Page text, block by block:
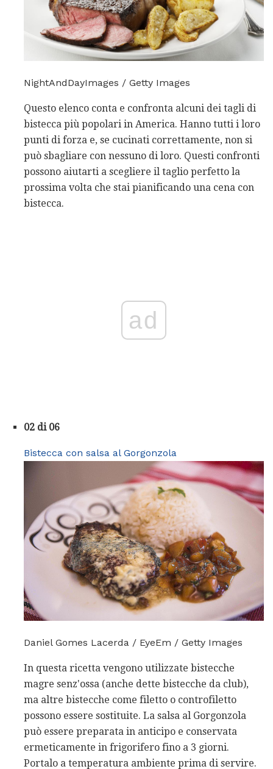
NightAndDayImages / Getty Images
Questo elenco conta e confronta alcuni dei tagli di
bistecca più popolari in America. Hanno tutti i loro
punti di forza e, se cucinati correttamente, non si
può sbagliare con nessuno di loro. Questi confronti
possono aiutarti a scegliere il taglio perfetto la
prossima volta che stai pianificando una cena con
bistecca.
ad
02 di 06
Bistecca con salsa al Gorgonzola
Daniel Gomes Lacerda / EyeEm / Getty Images
In questa ricetta vengono utilizzate bistecche
magre senz'ossa (anche dette bistecche da club),
ma altre bistecche come filetto o controfiletto
possono essere sostituite. La salsa al Gorgonzola
può essere preparata in anticipo e conservata
ermeticamente in frigorifero fino a 3 giorni.
Portalo a temperatura ambiente prima di servire.